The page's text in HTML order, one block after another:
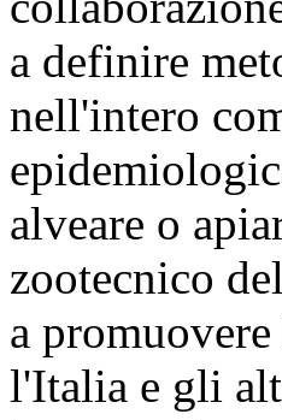
a definire
nell'intero
alveare o
zootecnico
a
l'Italia e gli